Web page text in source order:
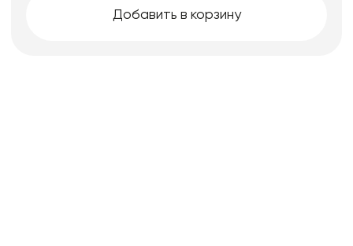
Добавить в корзину